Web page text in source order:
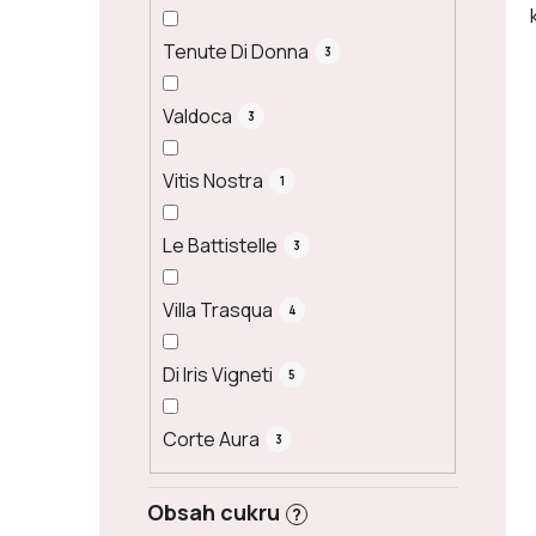
Tenute Di Donna 3
Valdoca 3
Vitis Nostra 1
Le Battistelle 3
Villa Trasqua 4
Di Iris Vigneti 5
Corte Aura 3
Obsah cukru ?